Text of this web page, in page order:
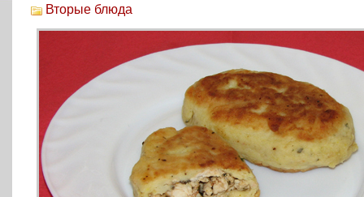
Вторые блюда